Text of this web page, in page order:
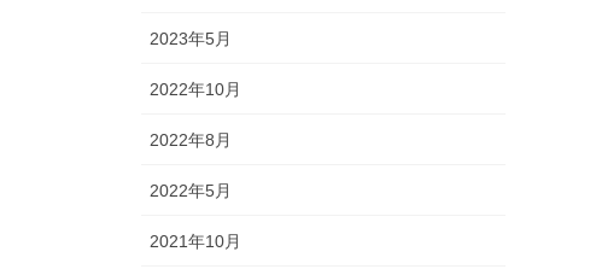
2023年5月
2022年10月
2022年8月
2022年5月
2021年10月